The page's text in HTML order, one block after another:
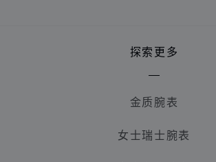
探索更多
金质腕表
女士瑞士腕表